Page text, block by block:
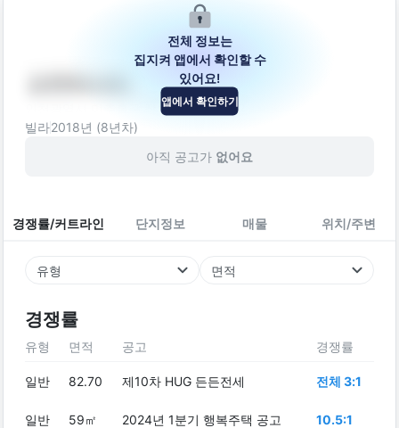
인천광역시 미추홀구 장천로112번길 52
빌라2018년 (8년차)
아직 공고가 없어요
경쟁률/커트라인 단지정보 매물 위치/주변
유형 면적
경쟁률
전체 정보는
집지켜 앱에서 확인할 수
있어요!
앱에서 확인하기
유형 면적 공고 경쟁률
일반 82.70 제10차 HUG 든든전세 전체 3:1
일반 59㎡ 2024년 1분기 행복주택 공고 10.5:1